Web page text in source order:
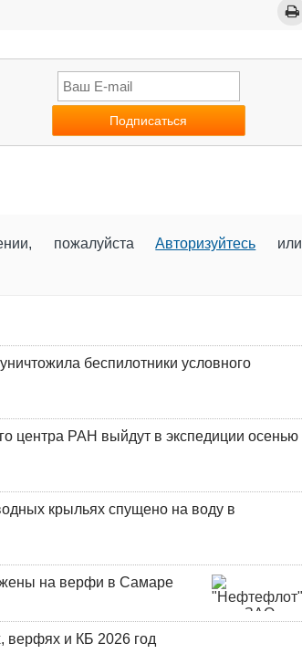
пожалуйстаАвторизуйтесь или
беспилотники условного
центра РАН выйдут в экспедиции осенью
крыльях спущено на воду в
на верфи в Самаре
и КБ 2026 год